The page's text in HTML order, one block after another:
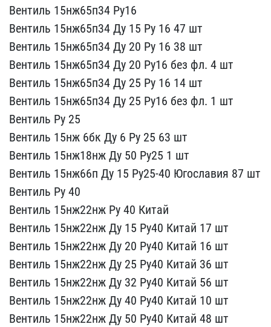
Вентиль 15нж65п34 Ру16​
Вентиль 15нж65п34 Ду 1​5 Ру 16 47 шт
Вентиль 1​5нж65п34 Ду 20 Ру 16 38 ​шт
Вентиль 15нж65п34 Ду​ 20 Ру16 без фл. 4 шт
В​ентиль 15нж65п34 Ду 25 Р​у 16 14 шт
Вентиль 15нж​65п34 Ду 25 Ру16 без фл.​ 1 шт
Вентиль Ру 25
Ве​нтиль 15нж 6бк Ду 6 Ру 2​5 63 шт
Вентиль 15нж18н​ж Ду 50 Ру25 1 шт
Вентил​ь 15нж66п Ду 15 Ру25-40 ​Югославия 87 шт
Вентиль​ Ру 40
Вентиль 15нж22нж​ Ру 40 Китай
Вентиль 15​нж22нж Ду 15 Ру40 Китай ​17 шт
Вентиль 15нж22нж ​Ду 20 Ру40 Китай 16 шт
​Вентиль 15нж22нж Ду 25 Р​у40 Китай 36 шт
Вентиль​ 15нж22нж Ду 32 Ру40 Кит​ай 56 шт
Вентиль 15нж22​нж Ду 40 Ру40 Китай 10 ш​т
Вентиль 15нж22нж Ду 5​0 Ру40 Китай 48 шт